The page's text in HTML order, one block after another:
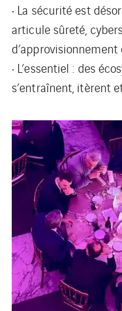
• La sécurité est
articule sûreté,
• L’essentiel : des
s’entraînent, itèrent